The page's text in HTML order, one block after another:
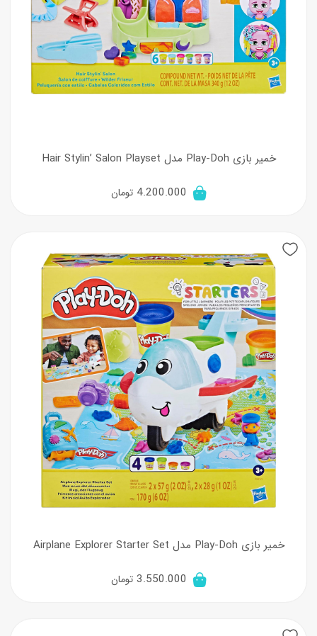
خمیر بازی Play-Doh مدل Hair Stylin’ Salon Playset
4.200.000 تومان
خمیر بازی Play-Doh مدل Airplane Explorer Starter Set
3.550.000 تومان